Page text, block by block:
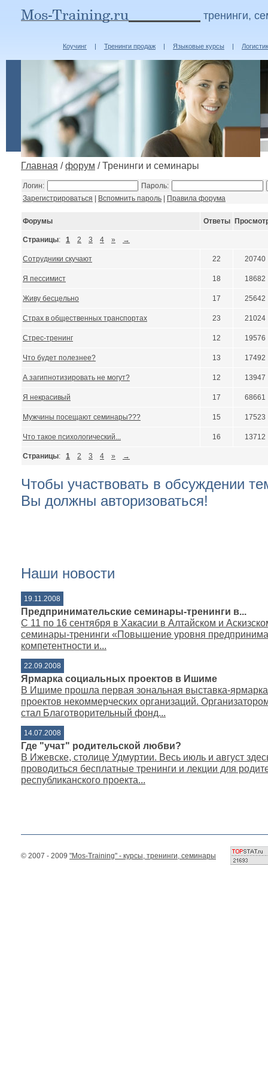
тренинги,
Коучинг | Тренинги продаж | Языковые курсы |
Главная /форум / Тренинги и семинары
Логин:
Пароль:
Зарегистрироваться
Вспомнить пароль Правила форума
Форумы Ответы
Страницы: 1 2 3 4 » →
Сотрудники скучают 22 20740
Я пессимист 18 18682
Живу бесцельно 17 25642
Страх в общественных транспортах 23 21024
Стрес-тренинг 12 19576
Что будет полезнее? 13 17492
А загипнотизировать не могут? 12 13947
Я некрасивый 17 68661
Мужчины посещают семинары??? 15 17523
Что такое психологический... 16 13712
Страницы: 1 2 3 4 » →
Чтобы участвовать в обсуждении
Вы должны авторизоваться!
Наши новости
19.11.2008
Предпринимательские семинары-тренинги в...
С 11 по 16 сентября в Хакасии в Алтайском и
семинары-тренинги «Повышение уровня
компетентности и...
22.09.2008
Ярмарка социальных проектов в Ишиме
В Ишиме прошла первая зональная выставка-
проектов некоммерческих организаций.
стал Благотворительный фонд...
14.07.2008
Где "учат" родительской любви?
В Ижевске, столице Удмуртии. Весь июль и август
проводиться бесплатные тренинги и лекции для
республиканского проекта...
© 2007 - 2009 "Mos-Training" - курсы, тренинги, семинары